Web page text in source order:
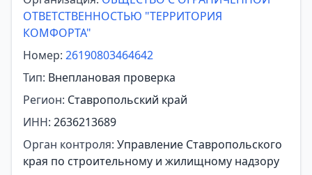
ОТВЕТСТВЕННОСТЬЮ "ТЕРРИТОРИЯ
КОМФОРТА"
Номер: 26190803464642
Тип: Внеплановая проверка
Регион: Ставропольский край
ИНН: 2636213689
Орган контроля: Управление Ставропольского
края по строительному и жилищному надзору